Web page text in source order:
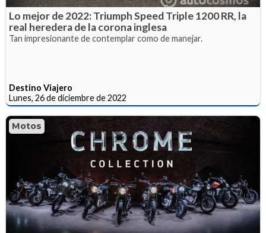
Lo mejor de 2022: Triumph Speed Triple 1200 RR, la
real heredera de la corona inglesa
Tan impresionante de contemplar como de manejar.
Destino Viajero
Lunes, 26 de diciembre de 2022
Motos